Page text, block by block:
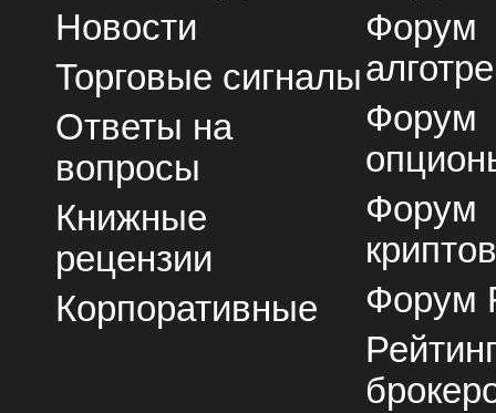
Новости
Торговые сигналы
Ответы на
вопросы
Книжные
рецензии
Корпоративные
Форум
Форум
Форум
Форум